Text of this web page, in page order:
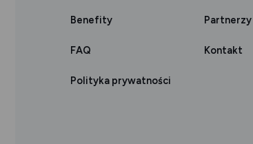
Benefity Partnerzy
FAQ Kontakt
Polityka prywatności